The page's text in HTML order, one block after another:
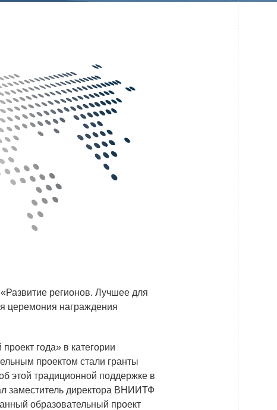
Испытательный центр ВЭИ
ПРЕСС-ЦЕНТР
Новости ВНИИТФ
Новости отрасли
Книги
Закупки
Обучение
Контакты
регионов. Лучшее для
церемония награждения
года» в категории
проектом стали гранты
этой традиционной поддержке в
заместитель директора ВНИИТФ
образовательный проект